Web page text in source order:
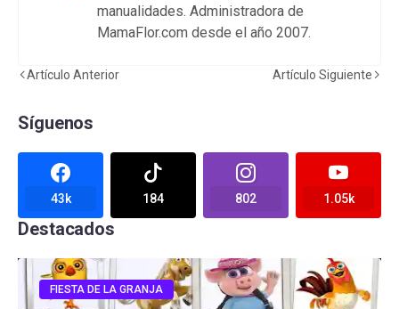
manualidades. Administradora de
MamaFlor.com desde el año 2007.
Artículo Anterior Artículo Siguiente
Síguenos
43k 184 802 1.05k
Destacados
FIESTA DE LA GRANJA